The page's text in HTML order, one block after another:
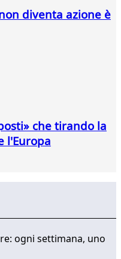
diventa azione è
che tirando la
l'Europa
ogni settimana, uno